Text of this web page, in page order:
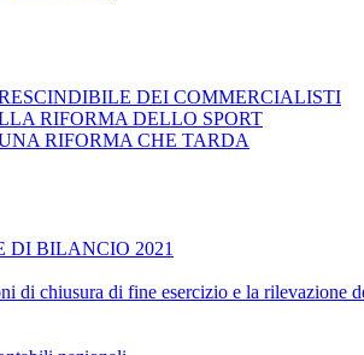
DEI COMMERCIALISTI
RIFORMA DELLO SPORT
RIFORMA CHE TARDA
DI BILANCIO 2021
chiusura di fine esercizio e la rilevazione